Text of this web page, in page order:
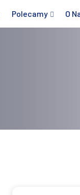
Polecamy O